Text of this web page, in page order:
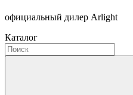
официальный дилер Arlight
Каталог